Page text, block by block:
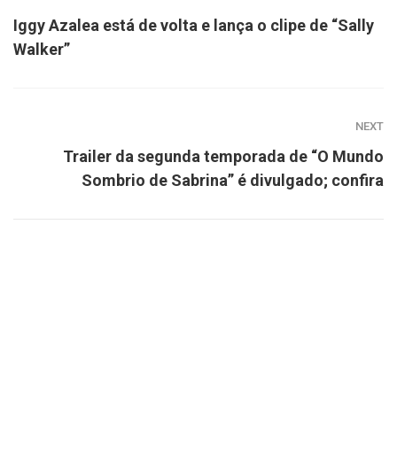
Iggy Azalea está de volta e lança o clipe de “Sally
Walker”
NEXT
Trailer da segunda temporada de “O Mundo
Sombrio de Sabrina” é divulgado; confira